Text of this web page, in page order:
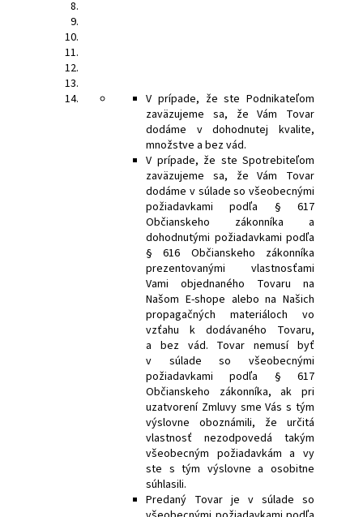
V prípade, že ste Podnikateľom
zaväzujeme sa, že Vám Tovar
dodáme v dohodnutej kvalite,
množstve a bez vád.
V prípade, že ste Spotrebiteľom
zaväzujeme sa, že Vám Tovar
dodáme v súlade so všeobecnými
požiadavkami podľa § 617
Občianskeho zákonníka a
dohodnutými požiadavkami podľa
§ 616 Občianskeho zákonníka
prezentovanými vlastnosťami
Vami objednaného Tovaru na
Našom E-shope alebo na Našich
propagačných materiáloch vo
vzťahu k dodávaného Tovaru,
a bez vád. Tovar nemusí byť
v súlade so všeobecnými
požiadavkami podľa § 617
Občianskeho zákonníka, ak pri
uzatvorení Zmluvy sme Vás s tým
výslovne oboznámili, že určitá
vlastnosť nezodpovedá takým
všeobecným požiadavkám a vy
ste s tým výslovne a osobitne
súhlasili.
Predaný Tovar je v súlade so